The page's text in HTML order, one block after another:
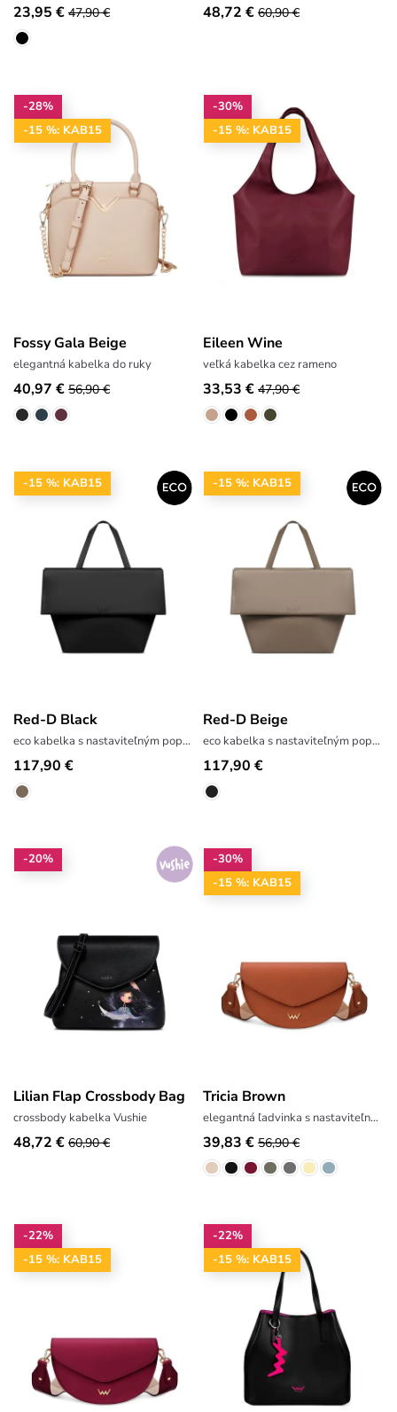
23,95 € 47,90 € 48,72 € 60,90 €
-28%
-15 %: KAB15
Fossy Gala Beige
elegantná kabelka do ruky
40,97 € 56,90 €
-30%
-15 %: KAB15
Eileen Wine
veľká kabelka cez rameno
33,53 € 47,90 €
-15 %: KAB15
Red-D Black
eco kabelka s nastaviteľným popruhom
117,90 €
-15 %: KAB15
Red-D Beige
eco kabelka s nastaviteľným popruhom
117,90 €
-20%
Lilian Flap Crossbody Bag
crossbody kabelka Vushie
48,72 € 60,90 €
-30%
-15 %: KAB15
Tricia Brown
elegantná ľadvinka s nastaviteľným popruhom
39,83 € 56,90 €
-22%
-15 %: KAB15
-22%
-15 %: KAB15